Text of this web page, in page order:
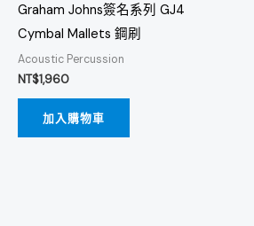
Graham Johns簽名系列 GJ4
Cymbal Mallets 鋼刷
Acoustic Percussion
NT$1,960
加入購物車